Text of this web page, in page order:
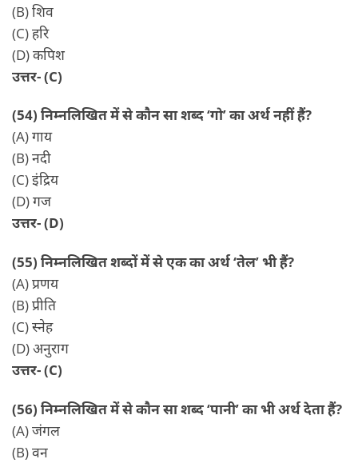
(B) शिव
(C) हरि
(D) कपिश
उत्तर- (C)
(54) निम्नलिखित में से कौन सा शब्द ‘गो’ का अर्थ नहीं हैं?
(A) गाय
(B) नदी
(C) इंद्रिय
(D) गज
उत्तर- (D)
(55) निम्नलिखित शब्दों में से एक का अर्थ ‘तेल’ भी हैं?
(A) प्रणय
(B) प्रीति
(C) स्नेह
(D) अनुराग
उत्तर- (C)
(56) निम्नलिखित में से कौन सा शब्द ‘पानी’ का भी अर्थ देता हैं?
(A) जंगल
(B) वन